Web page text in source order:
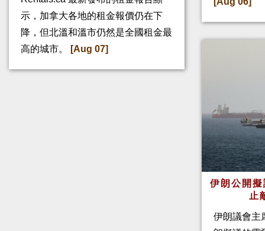
示，加拿大各地的租金報價仍在下
降，但北溫和溫市仍然是全國租金最
高的城市。
[Aug 07]
伊朗公開
止
伊朗議會主